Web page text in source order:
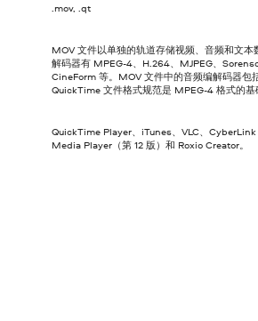
.mov, .qt
MOV 文件以单独的轨道存储视频、音频和文
解码器有 MPEG-4、H.264、MJPEG、
CineForm 等。MOV 文件中的音频编解码器包
QuickTime 文件格式规范是 MPEG-4 格式的基
QuickTime Player、iTunes、VLC、
Media Player（第 12 版）和 Roxio Creator。